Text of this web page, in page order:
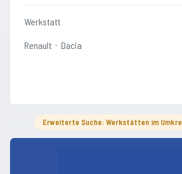
Werkstatt
Renault Dacia
Erweiterte Suche: Werkstätten im